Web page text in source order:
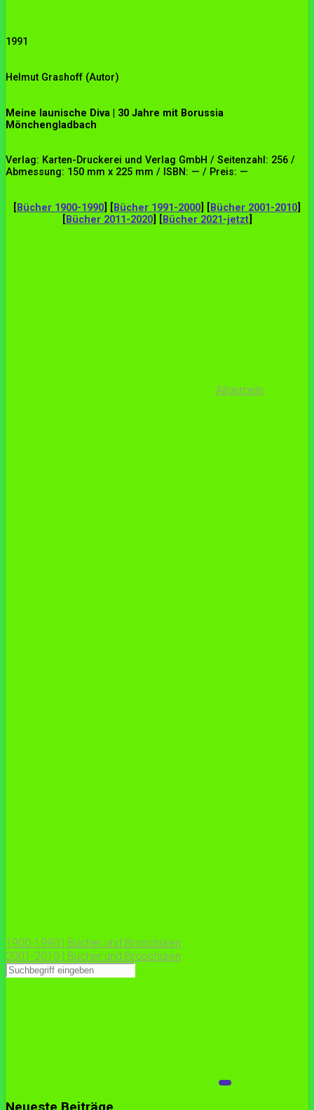
1991
Helmut Grashoff (Autor)
Meine launische Diva | 30 Jahre mit Borussia
Mönchengladbach
Verlag: Karten-Druckerei und Verlag GmbH / Seitenzahl: 256 /
Abmessung: 150 mm x 225 mm / ISBN: — / Preis: —
Bücher 1900-1990 Bücher 1991-2000 Bücher 2001-2010
Bücher 2011-2020] [ Bücher 2021-jetzt]
Allgemein
1900-1990 | Bücher und Broschüren
2001-2010 | Bücher und Broschüren